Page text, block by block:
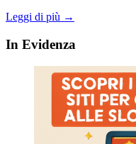
Leggi di più →
In Evidenza